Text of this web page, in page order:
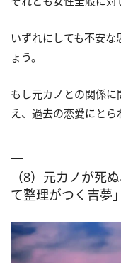
いずれにしても不安
ょう。
もし元カノとの関係
え、過去の恋愛にとら
（8）元カノが死
て整理がつく吉夢」